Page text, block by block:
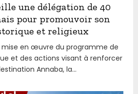
une délégation de 40
pour promouvoir son
et religieux
mise en œuvre du programme de
et des actions visant à renforcer
Annaba, la...